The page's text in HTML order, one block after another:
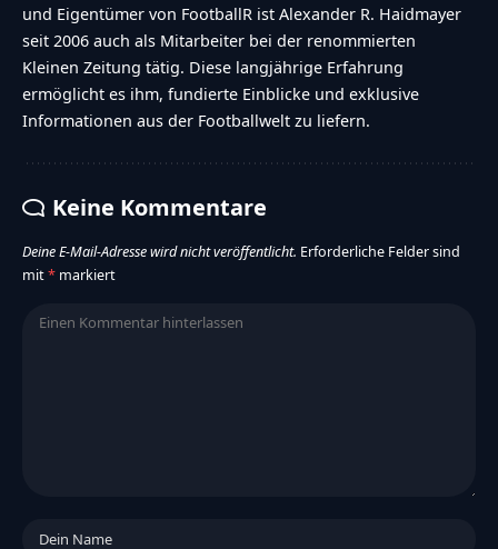
und Eigentümer von FootballR ist Alexander R. Haidmayer
seit 2006 auch als Mitarbeiter bei der renommierten
Kleinen Zeitung tätig. Diese langjährige Erfahrung
ermöglicht es ihm, fundierte Einblicke und exklusive
Informationen aus der Footballwelt zu liefern.
Keine Kommentare
Deine E-Mail-Adresse wird nicht veröffentlicht. Erforderliche Felder sind
mit* markiert